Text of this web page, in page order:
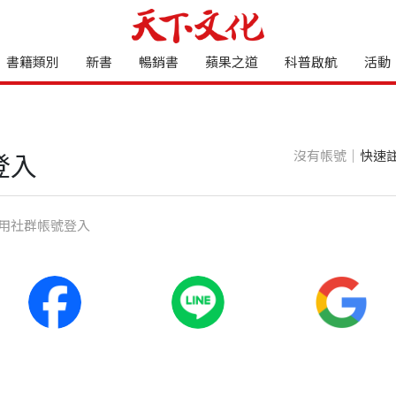
書籍類別 新書 暢銷書 蘋果之道 科普啟航 活動
入 沒有帳號｜ 快速
社群帳號登入